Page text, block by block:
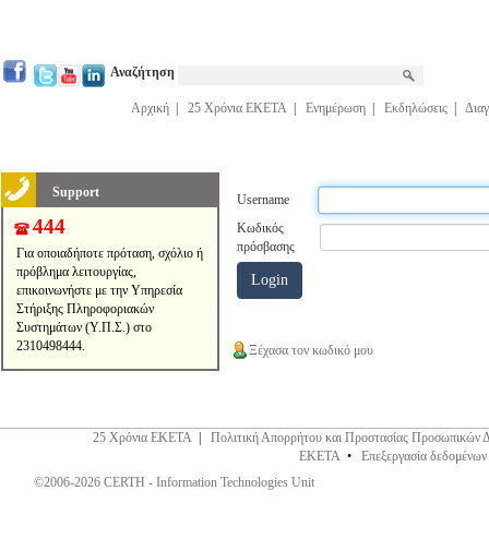
Αναζήτηση
Αρχική 25 Χρόνια ΕΚΕΤΑ Ενημέρωση Εκδηλώσεις
Support
444
Για οποιαδήποτε πρόταση, σχόλιο ή
πρόβλημα λειτουργίας,
επικοινωνήστε με την Υπηρεσία
Στήριξης Πληροφοριακών
Συστημάτων (Υ.Π.Σ.) στο
2310498444.
Username
Κωδικός
πρόσβασης
Ξέχασα τον κωδικό μου
25 Χρόνια ΕΚΕΤΑ
Πολιτική Απορρήτου και Προστασίας Προσωπικών
ΕΚΕΤΑ • Επεξεργασία
©2006-2026 CERTH - Information Technologies Unit